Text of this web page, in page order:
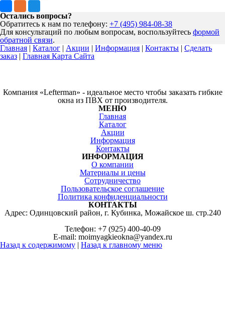
Остались вопросы?
Обратитесь к нам по телефону: +7 (495) 984-08-38
Для консультаций по любым вопросам, воспользуйтесь формой
обратной связи.
Главная | Каталог | Акции | Информация | Контакты | Сделать
заказ | Главная Карта Сайта
Компания «Lefterman» - идеальное место чтобы заказать гибкие
окна из ПВХ от производителя.
МЕНЮ
Главная
Каталог
Акции
Информация
Контакты
ИНФОРМАЦИЯ
О компании
Материалы и цены
Сотрудничество
Пользовательское соглашение
Политика конфиденциальности
КОНТАКТЫ
Адрес: Одинцовский район, г. Кубинка, Можайское ш. стр.240
Телефон: +7 (925) 400-40-09
E-mail: moimyagkieokna@yandex.ru
Назад к содержимому | Назад к главному меню